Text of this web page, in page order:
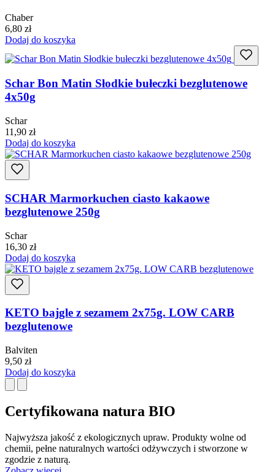
Chaber
6,80 zł
Dodaj do koszyka
Schar Bon Matin Słodkie bułeczki bezglutenowe
4x50g
Schar
11,90 zł
Dodaj do koszyka
SCHAR Marmorkuchen ciasto kakaowe
bezglutenowe 250g
Schar
16,30 zł
Dodaj do koszyka
KETO bajgle z sezamem 2x75g. LOW CARB
bezglutenowe
Balviten
9,50 zł
Dodaj do koszyka
Certyfikowana natura BIO
Najwyższa jakość z ekologicznych upraw. Produkty wolne od
chemii, pełne naturalnych wartości odżywczych i stworzone w
zgodzie z naturą.